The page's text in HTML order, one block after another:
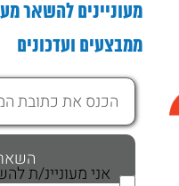
מעוניינים להשאר
ממבצעים ועדכונים
אני מעוניינ/ת